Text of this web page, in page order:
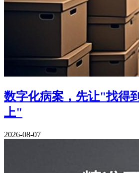
数字化病案，先让"找得
上"
2026-08-07